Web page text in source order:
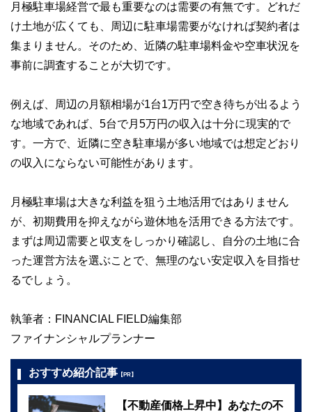
月極駐車場経営で最も重要なのは需要の有無です。どれだ
け土地が広くても、周辺に駐車場需要がなければ契約者は
集まりません。そのため、近隣の駐車場料金や空車状況を
事前に調査することが大切です。
例えば、周辺の月額相場が1台1万円で空き待ちが出るよう
な地域であれば、5台で月5万円の収入は十分に現実的で
す。一方で、近隣に空き駐車場が多い地域では想定どおり
の収入にならない可能性があります。
月極駐車場は大きな利益を狙う土地活用ではありません
が、初期費用を抑えながら遊休地を活用できる方法です。
まずは周辺需要と収支をしっかり確認し、自分の土地に合
った運営方法を選ぶことで、無理のない安定収入を目指せ
るでしょう。
執筆者：FINANCIAL FIELD編集部
ファイナンシャルプランナー
おすすめ紹介記事 【PR】
【不動産価格上昇中】あなたの不